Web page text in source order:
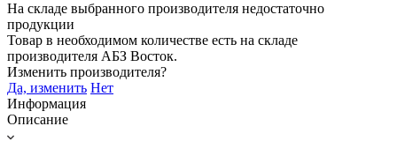
На складе выбранного производителя недостаточно
продукции
Товар в необходимом количестве есть на складе
производителя АБЗ Восток.
Изменить производителя?
Да, изменить Нет
Информация
Описание